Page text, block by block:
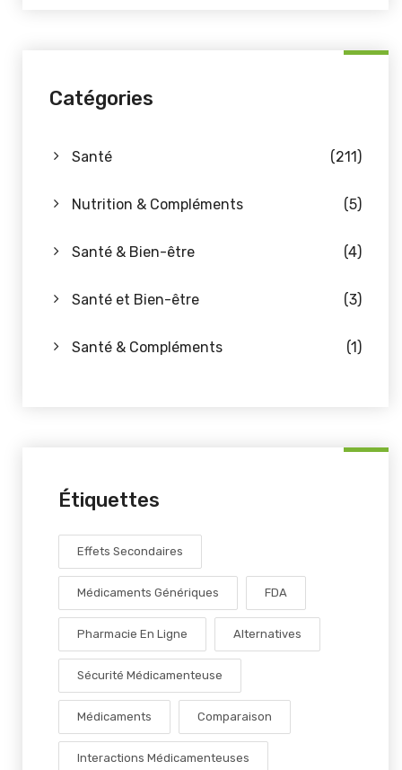
Catégories
Santé (211)
Nutrition & Compléments (5)
Santé & Bien-être (4)
Santé et Bien-être (3)
Santé & Compléments (1)
Étiquettes
Effets Secondaires
Médicaments Génériques FDA
Pharmacie En Ligne Alternatives
Sécurité Médicamenteuse
Médicaments Comparaison
Interactions Médicamenteuses